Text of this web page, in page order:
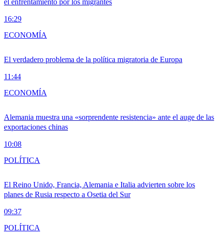
el enfrentamiento por los migrantes
16:29
El verdadero problema de la política migratoria de Europa
11:44
ECONOMÍA
Alemania muestra una «sorprendente resistencia» ante el auge de las
exportaciones chinas
10:08
ECONOMÍA
El Reino Unido, Francia, Alemania e Italia advierten sobre los
planes de Rusia respecto a Osetia del Sur
09:37
POLÍTICA
POLÍTICA